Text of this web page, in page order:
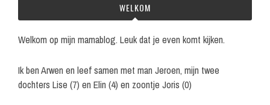
WELKOM
Welkom op mijn mamablog. Leuk dat je even komt kijken.
Ik ben Arwen en leef samen met man Jeroen, mijn twee
dochters Lise (7) en Elin (4) en zoontje Joris (0)